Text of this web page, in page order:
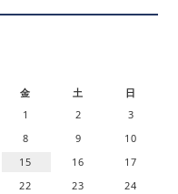
金 土 日
1 2
3
8 9
10
15 16
17
22 23
24